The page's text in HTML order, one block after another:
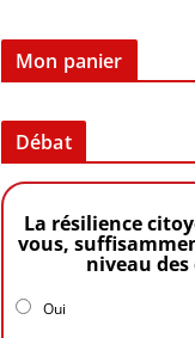
Mon panier
Débat
La résilience
vous,
niveau
Oui